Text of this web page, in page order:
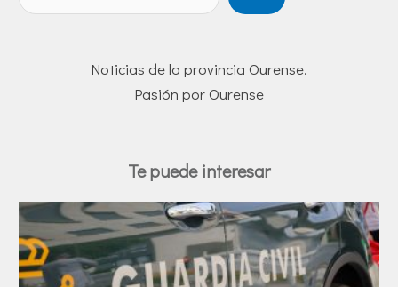
Noticias de la provincia Ourense.
Pasión por Ourense
Te puede interesar